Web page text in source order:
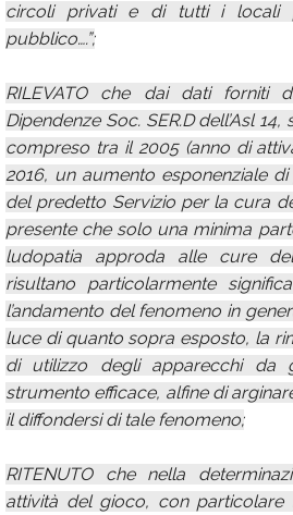
circoli privati e di tutti i locali
pubblico….”;
RILEVATO che dai dati forniti
Dipendenze Soc. SER.D dell’Asl
compreso tra il 2005 (anno di
2016, un aumento esponenziale
del predetto Servizio per la cura
presente che solo una minima
ludopatia approda alle cure
risultano particolarmente
l’andamento del fenomeno in
luce di quanto sopra esposto, la
di utilizzo degli apparecchi da
strumento efficace, alfine di
il diffondersi di tale fenomeno;
RITENUTO che nella
attività del gioco, con